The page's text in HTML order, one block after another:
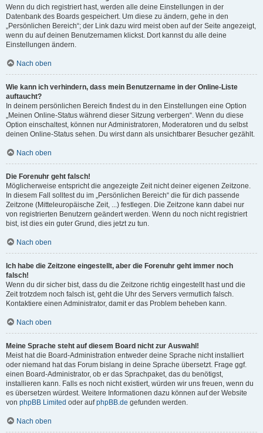
Wenn du dich registriert hast, werden alle deine Einstellungen in der
Datenbank des Boards gespeichert. Um diese zu ändern, gehe in den
„Persönlichen Bereich“; der Link dazu wird meist oben auf der Seite angezeigt,
wenn du auf deinen Benutzernamen klickst. Dort kannst du alle deine
Einstellungen ändern.
Nach oben
Wie kann ich verhindern, dass mein Benutzername in der Online-Liste
auftaucht?
In deinem persönlichen Bereich findest du in den Einstellungen eine Option
„Meinen Online-Status während dieser Sitzung verbergen“. Wenn du diese
Option einschaltest, können nur Administratoren, Moderatoren und du selbst
deinen Online-Status sehen. Du wirst dann als unsichtbarer Besucher gezählt.
Nach oben
Die Forenuhr geht falsch!
Möglicherweise entspricht die angezeigte Zeit nicht deiner eigenen Zeitzone.
In diesem Fall solltest du im „Persönlichen Bereich“ die für dich passende
Zeitzone (Mitteleuropäische Zeit, ...) festlegen. Die Zeitzone kann dabei nur
von registrierten Benutzern geändert werden. Wenn du noch nicht registriert
bist, ist dies ein guter Grund, dies jetzt zu tun.
Nach oben
Ich habe die Zeitzone eingestellt, aber die Forenuhr geht immer noch
falsch!
Wenn du dir sicher bist, dass du die Zeitzone richtig eingestellt hast und die
Zeit trotzdem noch falsch ist, geht die Uhr des Servers vermutlich falsch.
Kontaktiere einen Administrator, damit er das Problem beheben kann.
Nach oben
Meine Sprache steht auf diesem Board nicht zur Auswahl!
Meist hat die Board-Administration entweder deine Sprache nicht installiert
oder niemand hat das Forum bislang in deine Sprache übersetzt. Frage ggf.
einen Board-Administrator, ob er das Sprachpaket, das du benötigst,
installieren kann. Falls es noch nicht existiert, würden wir uns freuen, wenn du
es übersetzen würdest. Weitere Informationen dazu können auf der Website
von phpBB Limited oder aufphpBB.de gefunden werden.
Nach oben